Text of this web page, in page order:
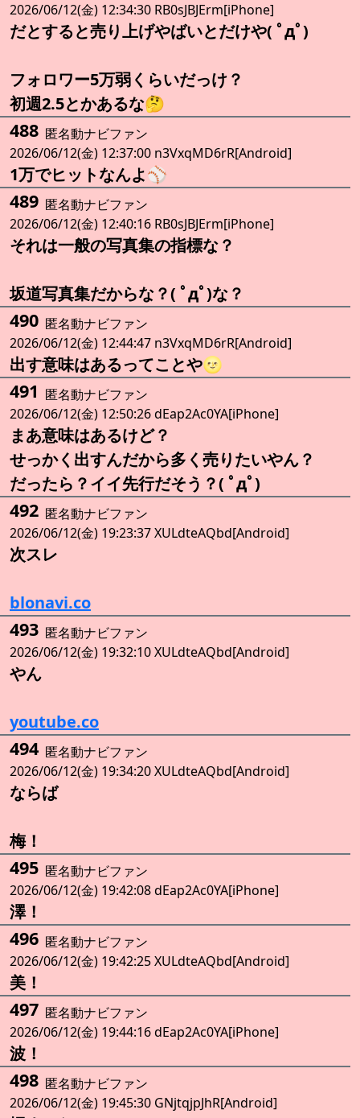
2026/06/12(金) 12:34:30 RB0sJBJErm[iPhone]
だとすると売り上げやばいとだけや( ﾟдﾟ)
フォロワー5万弱くらいだっけ？
初週2.5とかあるな🤔
488 匿名動ナビファン
2026/06/12(金) 12:37:00 n3VxqMD6rR[Android]
1万でヒットなんよ⚾️
489 匿名動ナビファン
2026/06/12(金) 12:40:16 RB0sJBJErm[iPhone]
それは一般の写真集の指標な？
坂道写真集だからな？( ﾟдﾟ)な？
490 匿名動ナビファン
2026/06/12(金) 12:44:47 n3VxqMD6rR[Android]
出す意味はあるってことや🌝
491 匿名動ナビファン
2026/06/12(金) 12:50:26 dEap2Ac0YA[iPhone]
まあ意味はあるけど？
せっかく出すんだから多く売りたいやん？
だったら？イイ先行だそう？( ﾟдﾟ)
492 匿名動ナビファン
2026/06/12(金) 19:23:37 XULdteAQbd[Android]
次スレ
blonavi.co
493 匿名動ナビファン
2026/06/12(金) 19:32:10 XULdteAQbd[Android]
やん
youtube.co
494 匿名動ナビファン
2026/06/12(金) 19:34:20 XULdteAQbd[Android]
ならば
梅！
495 匿名動ナビファン
2026/06/12(金) 19:42:08 dEap2Ac0YA[iPhone]
澤！
496 匿名動ナビファン
2026/06/12(金) 19:42:25 XULdteAQbd[Android]
美！
497 匿名動ナビファン
2026/06/12(金) 19:44:16 dEap2Ac0YA[iPhone]
波！
498 匿名動ナビファン
2026/06/12(金) 19:45:30 GNjtqjpJhR[Android]